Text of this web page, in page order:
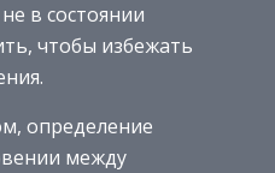
в состоянии
чтобы избежать
определение
между